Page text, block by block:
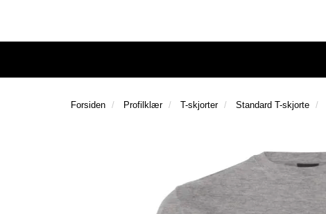
Forsiden Profilklær T-skjorter Standard T-skjorte